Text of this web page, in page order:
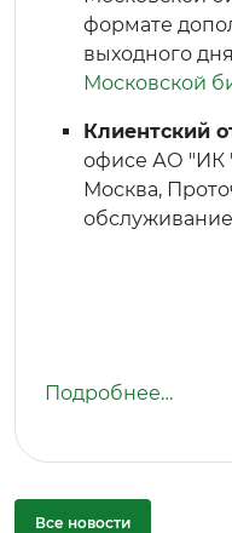
формате
выходного
Московской
Клиентский
офисе АО "ИК
Москва,
Подробнее…
Все новости